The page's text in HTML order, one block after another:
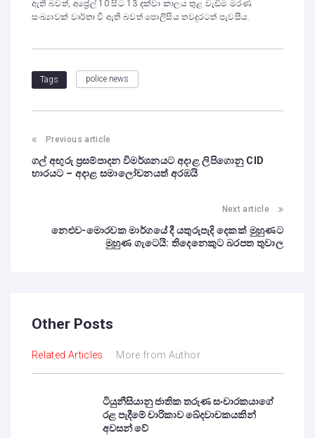
ඇති බවත්, අප්‍රේල් 10 සිට 13 දක්වා කාලය තුළ වැඩිම මරණ
සංඛ්‍යාවක් වාර්තා වී ඇති බවත් පොලිසිය තවදුරටත් පැවසීය.
Tags police news
Previous article
ගල් අඟුරු ප්‍රසම්පාදන විමර්ශනයට අදාළ ලිපිගොනු CID
භාරයට – අදාළ සමාලෝචනයත් අරඹයි
Next article
නෙළුව-මොරවක මාර්ගයේ දී යතුරුපැදි දෙකක් මුහුණට
මුහුණ ගැටෙයි: තිදෙනෙකුට බරපත තුවාල
Other Posts
Related Articles More from Author
ටියුනීසියානු ජාතික තරුණ සංචාරකයාගේ
රළ පැදීමේ චාරිකාව ඛේදවාචකයකින්
අවසන් වේ‍